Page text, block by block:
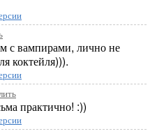
с вампирами, лично не
коктейля))).
практично! :))